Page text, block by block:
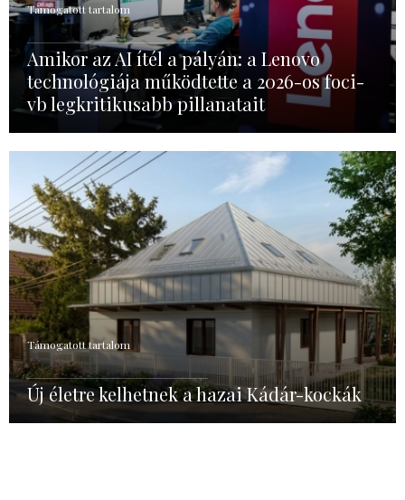
Támogatott tartalom
Amikor az AI ítél a pályán: a Lenovo
technológiája működtette a 2026-os foci-
vb legkritikusabb pillanatait
Támogatott tartalom
Új életre kelhetnek a hazai Kádár-kockák